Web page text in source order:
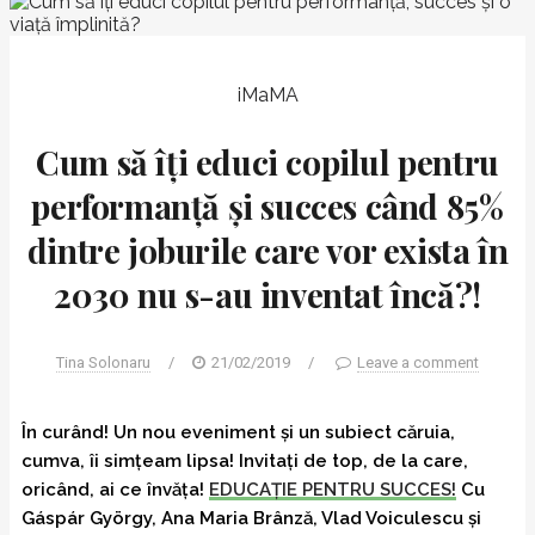
iMaMA
Cum să îți educi copilul pentru
performanță și succes când 85%
dintre joburile care vor exista în
2030 nu s-au inventat încă?!
Tina Solonaru / 21/02/2019 / Leave a comment
În curând! Un nou eveniment și un subiect căruia,
cumva, îi simțeam lipsa! Invitați de top, de la care,
oricând, ai ce învăța! EDUCAȚIE PENTRU SUCCES! Cu
Gáspár György, Ana Maria Brânză, Vlad Voiculescu și